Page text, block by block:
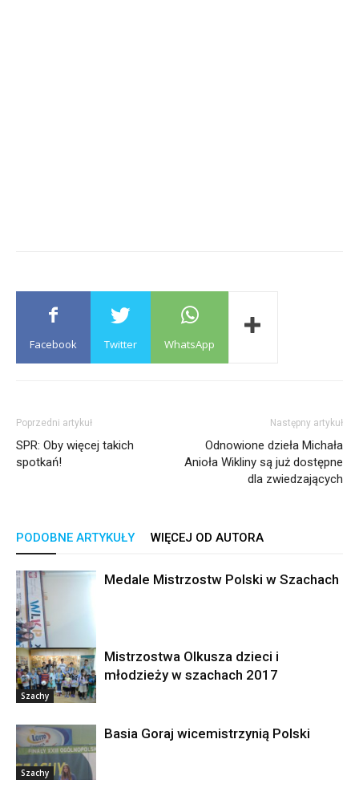
Facebook Twitter WhatsApp
Poprzedni artykuł
SPR: Oby więcej takich
spotkań!
Następny artykuł
Odnowione dzieła Michała
Anioła Wikliny są już dostępne
dla zwiedzających
PODOBNE ARTYKUŁY WIĘCEJ OD AUTORA
Szachy
Medale Mistrzostw Polski w Szachach
Szachy
Mistrzostwa Olkusza dzieci i
młodzieży w szachach 2017
Szachy
Basia Goraj wicemistrzynią Polski